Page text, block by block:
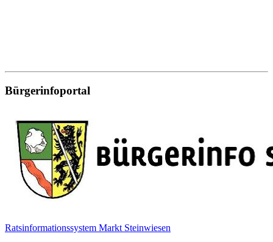
Bürgerinfoportal
Ratsinformationssystem Markt Steinwiesen